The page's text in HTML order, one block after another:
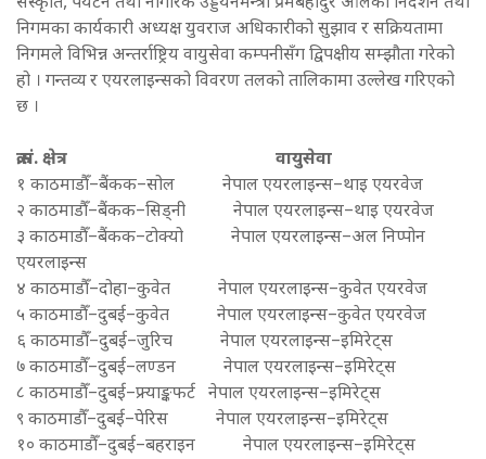
निगमका कार्यकारी अध्यक्ष युवराज अधिकारीको सुझाव र सक्रियतामा
निगमले विभिन्न अन्तर्राष्ट्रिय वायुसेवा कम्पनीसँग द्विपक्षीय सम्झौता गरेको
हो । गन्तव्य र एयरलाइन्सको विवरण तलको तालिकामा उल्लेख गरिएको
छ ।
क्र.सं. क्षेत्र वायुसेवा
१ काठमाडौँ–बैंकक–सोल नेपाल एयरलाइन्स–थाइ एयरवेज
२ काठमाडौँ–बैंकक–सिड्नी नेपाल एयरलाइन्स–थाइ एयरवेज
३ काठमाडौँ–बैंकक–टोक्यो नेपाल एयरलाइन्स–अल निप्पोन
एयरलाइन्स
४ काठमाडौँ–दोहा–कुवेत नेपाल एयरलाइन्स–कुवेत एयरवेज
५ काठमाडौँ–दुबई–कुवेत नेपाल एयरलाइन्स–कुवेत एयरवेज
६ काठमाडौँ–दुबई–जुरिच नेपाल एयरलाइन्स–इमिरेट्स
७ काठमाडौँ–दुबई–लण्डन नेपाल एयरलाइन्स–इमिरेट्स
८ काठमाडौँ–दुबई–फ्र्याङ्कफर्ट नेपाल एयरलाइन्स–इमिरेट्स
९ काठमाडौँ–दुबई–पेरिस नेपाल एयरलाइन्स–इमिरेट्स
१० काठमाडौँ–दुबई–बहराइन नेपाल एयरलाइन्स–इमिरेट्स